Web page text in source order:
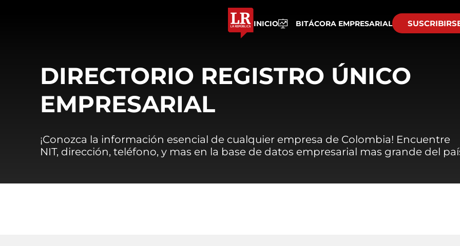
INICIO BITÁCORA EMPRESARIAL
DIRECTORIO REGISTRO ÚNICO
EMPRESARIAL
¡Conozca la información esencial de cualquier empresa de Colombia! Encuentre
NIT, dirección, teléfono, y mas en la base de datos empresarial mas grande del